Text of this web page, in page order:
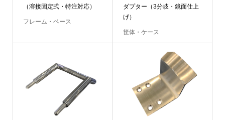
（溶接固定式・特注対応）
フレーム・ベース
ダプター（3分岐・鏡面仕上
げ）
筐体・ケース